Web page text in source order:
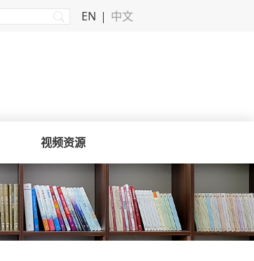
EN 中文
视频资源